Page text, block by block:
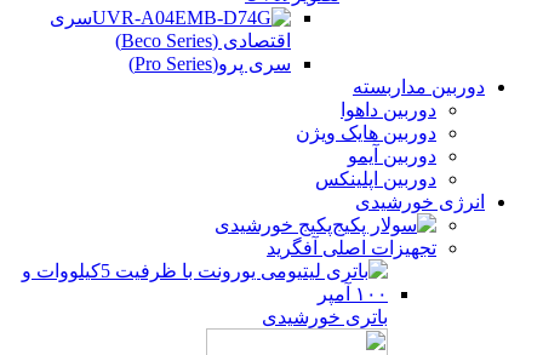
سری
اقتصادی (Beco Series)
سری پرو(Pro Series)
دوربین مداربسته
دوربین داهوا
دوربین هایک ویژن
دوربین آیمو
دوربین اپلینکس
انرژی خورشیدی
پکیج خورشیدی
تجهیزات اصلی آفگرید
باتری خورشیدی